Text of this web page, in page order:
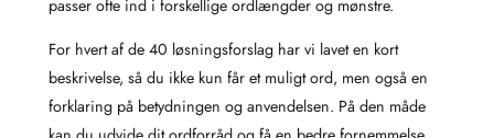
passer ofte ind i forskellige ordlængder og mønstre.
For hvert af de 40 løsningsforslag har vi lavet en kort
beskrivelse, så du ikke kun får et muligt ord, men også en
forklaring på betydningen og anvendelsen. På den måde